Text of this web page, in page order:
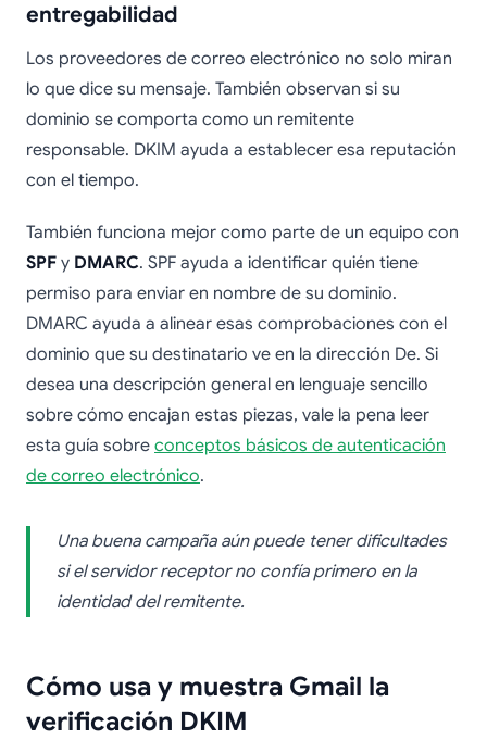
entregabilidad
Los proveedores de correo electrónico no solo miran
lo que dice su mensaje. También observan si su
dominio se comporta como un remitente
responsable. DKIM ayuda a establecer esa reputación
con el tiempo.
También funciona mejor como parte de un equipo con
SPF y DMARC. SPF ayuda a identificar quién tiene
permiso para enviar en nombre de su dominio.
DMARC ayuda a alinear esas comprobaciones con el
dominio que su destinatario ve en la dirección De. Si
desea una descripción general en lenguaje sencillo
sobre cómo encajan estas piezas, vale la pena leer
esta guía sobre conceptos básicos de autenticación
de correo electrónico.
Una buena campaña aún puede tener dificultades
si el servidor receptor no confía primero en la
identidad del remitente.
Cómo usa y muestra Gmail la
verificación DKIM